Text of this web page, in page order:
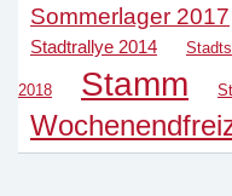
Sommerlager 2017
Stadtrallye 2014
2018 Stamm